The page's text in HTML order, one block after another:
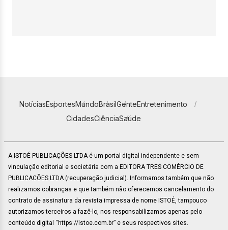
NotíciasEsportesMundoBrasilGenteEntretenimento
CidadesCiênciaSaúde
A ISTOÉ PUBLICAÇÕES LTDA é um portal digital independente e sem
vinculação editorial e societária com a EDITORA TRES COMÉRCIO DE
PUBLICACÕES LTDA (recuperação judicial). Informamos também que não
realizamos cobranças e que também não oferecemos cancelamento do
contrato de assinatura da revista impressa de nome ISTOÉ, tampouco
autorizamos terceiros a fazê-lo, nos responsabilizamos apenas pelo
conteúdo digital “https://istoe.com.br” e seus respectivos sites.